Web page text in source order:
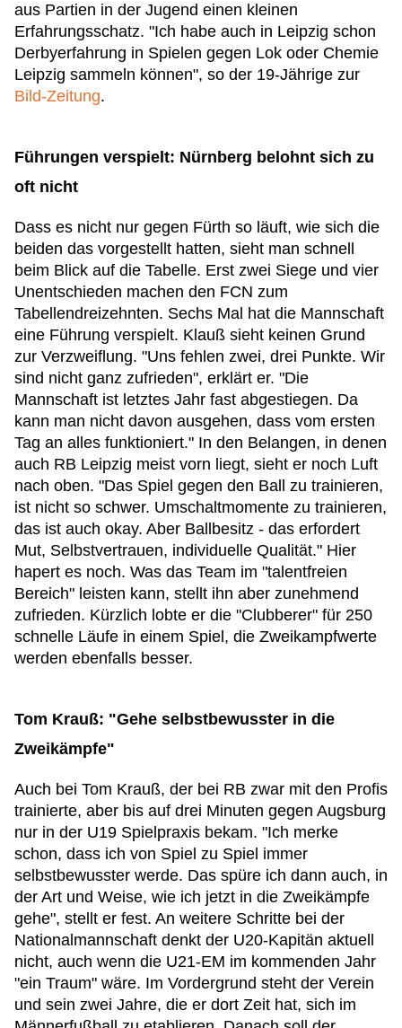
aus Partien in der Jugend einen kleinen
Erfahrungsschatz. "Ich habe auch in Leipzig schon
Derbyerfahrung in Spielen gegen Lok oder Chemie
Leipzig sammeln können", so der 19-Jährige zur
Bild-Zeitung.
Führungen verspielt: Nürnberg belohnt sich zu
oft nicht
Dass es nicht nur gegen Fürth so läuft, wie sich die
beiden das vorgestellt hatten, sieht man schnell
beim Blick auf die Tabelle. Erst zwei Siege und vier
Unentschieden machen den FCN zum
Tabellendreizehnten. Sechs Mal hat die Mannschaft
eine Führung verspielt. Klauß sieht keinen Grund
zur Verzweiflung. "Uns fehlen zwei, drei Punkte. Wir
sind nicht ganz zufrieden", erklärt er. "Die
Mannschaft ist letztes Jahr fast abgestiegen. Da
kann man nicht davon ausgehen, dass vom ersten
Tag an alles funktioniert." In den Belangen, in denen
auch RB Leipzig meist vorn liegt, sieht er noch Luft
nach oben. "Das Spiel gegen den Ball zu trainieren,
ist nicht so schwer. Umschaltmomente zu trainieren,
das ist auch okay. Aber Ballbesitz - das erfordert
Mut, Selbstvertrauen, individuelle Qualität." Hier
hapert es noch. Was das Team im "talentfreien
Bereich" leisten kann, stellt ihn aber zunehmend
zufrieden. Kürzlich lobte er die "Clubberer" für 250
schnelle Läufe in einem Spiel, die Zweikampfwerte
werden ebenfalls besser.
Tom Krauß: "Gehe selbstbewusster in die
Zweikämpfe"
Auch bei Tom Krauß, der bei RB zwar mit den Profis
trainierte, aber bis auf drei Minuten gegen Augsburg
nur in der U19 Spielpraxis bekam. "Ich merke
schon, dass ich von Spiel zu Spiel immer
selbstbewusster werde. Das spüre ich dann auch, in
der Art und Weise, wie ich jetzt in die Zweikämpfe
gehe", stellt er fest. An weitere Schritte bei der
Nationalmannschaft denkt der U20-Kapitän aktuell
nicht, auch wenn die U21-EM im kommenden Jahr
"ein Traum" wäre. Im Vordergrund steht der Verein
und sein zwei Jahre, die er dort Zeit hat, sich im